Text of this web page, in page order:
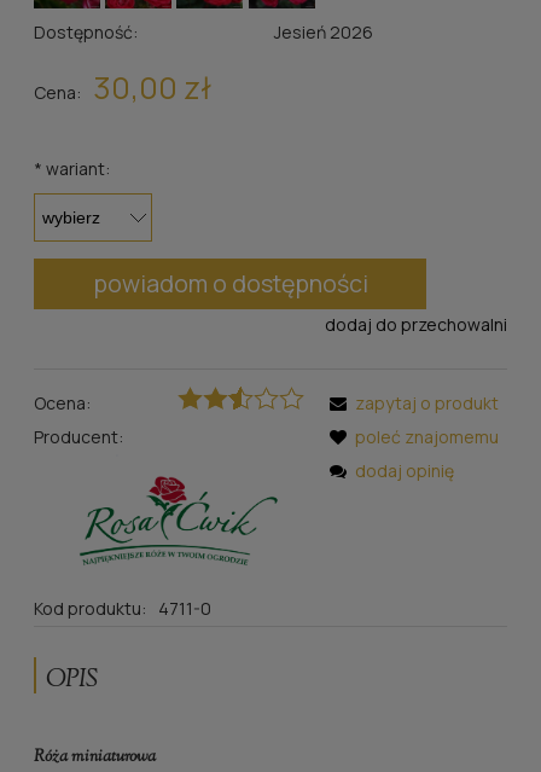
Dostępność: Jesień 2026
Cena: 30,00 zł
* wariant:
powiadom o dostępności
dodaj do przechowalni
Ocena:
Producent:
Kod produktu: 4711-0
zapytaj o produkt
poleć znajomemu
dodaj opinię
OPIS
Róża miniaturowa